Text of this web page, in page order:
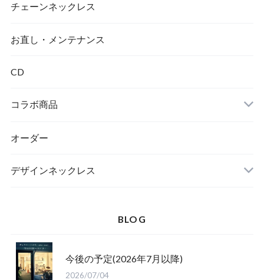
ダイヤモンド
チェーンネックレス
お直し・メンテナンス
CD
コラボ商品
オーダー
デザインネックレス
BLOG
今後の予定(2026年7月以降)
2026/07/04